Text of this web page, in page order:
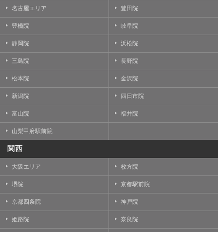
名古屋エリア 豊田院
豊橋院 岐阜院
静岡院 浜松院
三島院 長野院
松本院 金沢院
新潟院 四日市院
富山院 福井院
山梨甲府駅前院
関西
大阪エリア 枚方院
堺院 京都駅前院
京都四条院 神戸院
姫路院 奈良院